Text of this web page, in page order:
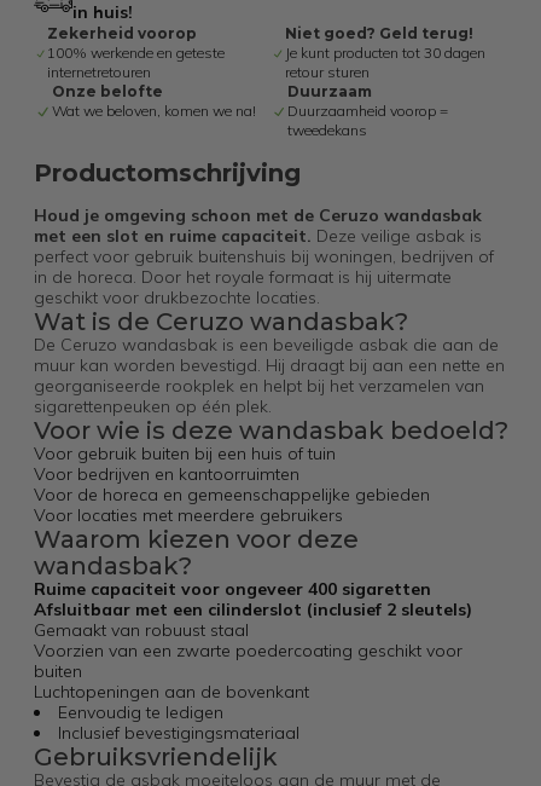
in huis!
Zekerheid voorop
100% werkende en geteste
internetretouren
Niet goed? Geld terug!
Je kunt producten tot 30 dagen
retour sturen
Onze belofte
Wat we beloven, komen we na!
Duurzaam
Duurzaamheid voorop =
tweedekans
Productomschrijving
Houd je omgeving schoon met de Ceruzo wandasbak
met een slot en ruime capaciteit. Deze veilige asbak is
perfect voor gebruik buitenshuis bij woningen, bedrijven of
in de horeca. Door het royale formaat is hij uitermate
geschikt voor drukbezochte locaties.
Wat is de Ceruzo wandasbak?
De Ceruzo wandasbak is een beveiligde asbak die aan de
muur kan worden bevestigd. Hij draagt bij aan een nette en
georganiseerde rookplek en helpt bij het verzamelen van
sigarettenpeuken op één plek.
Voor wie is deze wandasbak bedoeld?
Voor gebruik buiten bij een huis of tuin
Voor bedrijven en kantoorruimten
Voor de horeca en gemeenschappelijke gebieden
Voor locaties met meerdere gebruikers
Waarom kiezen voor deze
wandasbak?
Ruime capaciteit voor ongeveer 400 sigaretten
Afsluitbaar met een cilinderslot (inclusief 2 sleutels)
Gemaakt van robuust staal
Voorzien van een zwarte poedercoating geschikt voor
buiten
Luchtopeningen aan de bovenkant
Eenvoudig te ledigen
Inclusief bevestigingsmateriaal
Gebruiksvriendelijk
Bevestig de asbak moeiteloos aan de muur met de